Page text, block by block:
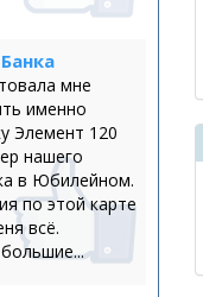
мне
именно
Элемент 120
нашего
в Юбилейном.
по этой карте
всё.